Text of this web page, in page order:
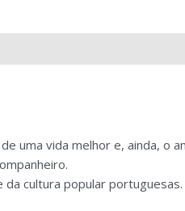
uma vida melhor e, ainda, o
da cultura popular portuguesas.